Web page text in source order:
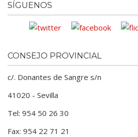
SÍGUENOS
CONSEJO PROVINCIAL
c/. Donantes de Sangre s/n
41020 - Sevilla
Tel: 954 50 26 30
Fax: 954 22 71 21